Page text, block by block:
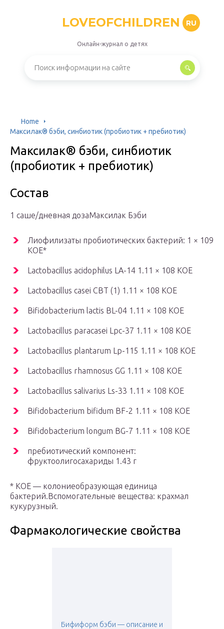
LOVEOFCHILDREN RU
Онлайн-журнал о детях
Home
Максилак® бэби, синбиотик (пробиотик + пребиотик)
Максилак® бэби, синбиотик
(пробиотик + пребиотик)
Состав
1 саше/дневная дозаМаксилак Бэби
Лиофилизаты пробиотических бактерий: 1 × 109
КОЕ*
Lactobacillus acidophilus LA-14 1.11 × 108 КОЕ
Lactobacillus casei CBT (1) 1.11 × 108 КОЕ
Bifidobacterium lactis BL-04 1.11 × 108 КОЕ
Lactobacillus paracasei Lpc-37 1.11 × 108 КОЕ
Lactobacillus plantarum Lp-115 1.11 × 108 КОЕ
Lactobacillus rhamnosus GG 1.11 × 108 КОЕ
Lactobacillus salivarius Ls-33 1.11 × 108 КОЕ
Bifidobacterium bifidum BF-2 1.11 × 108 КОЕ
Bifidobacterium longum BG-7 1.11 × 108 КОЕ
пребиотический компонент:
фруктоолигосахариды 1.43 г
* КОЕ — колониеобразующая единица
бактерий.Вспомогательные вещества: крахмал
кукурузный.
Фармакологические свойства
Бифиформ бэби — описание и